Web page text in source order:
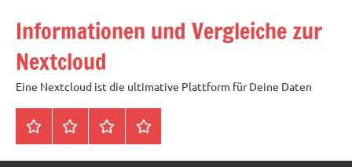
Inhalt
springen
Informationen und Vergleiche zur
Nextcloud
Eine Nextcloud ist die ultimative Plattform für Deine Daten
StartseiteNeuste
Artikel
Cloud
mit
Tags